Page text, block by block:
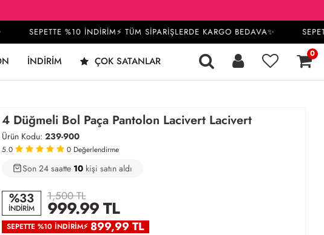
SEPETTE %10 İNDİRİM⚡ TÜM SİPARİŞLERDE KARGO BEDAVA✨
İNDIRIM ÇOK SATANLAR
0
4 Düğmeli Bol Paça Pantolon Lacivert Lacivert
Ürün Kodu: 239-900
5.0 0 Değerlendirme
34 43
Son 24 saatte 10kişi satın aldı
%33
İNDİRİM
1,500 TL
999.99TL
SEPETTE %10 İNDIRIM⚡ 899,99 TL